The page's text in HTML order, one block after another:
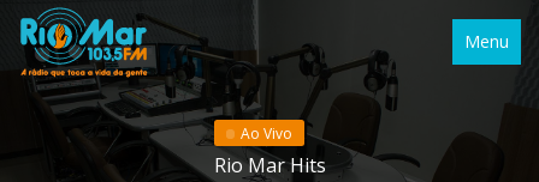
Menu
Ao Vivo
Rio Mar Hits